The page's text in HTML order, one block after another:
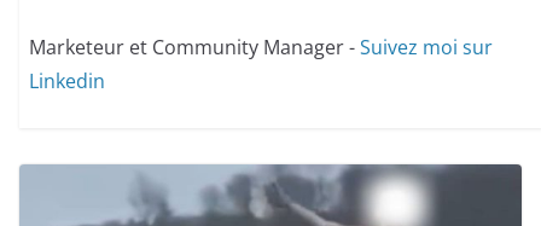
Marketeur et Community Manager -Suivez moi sur
Linkedin